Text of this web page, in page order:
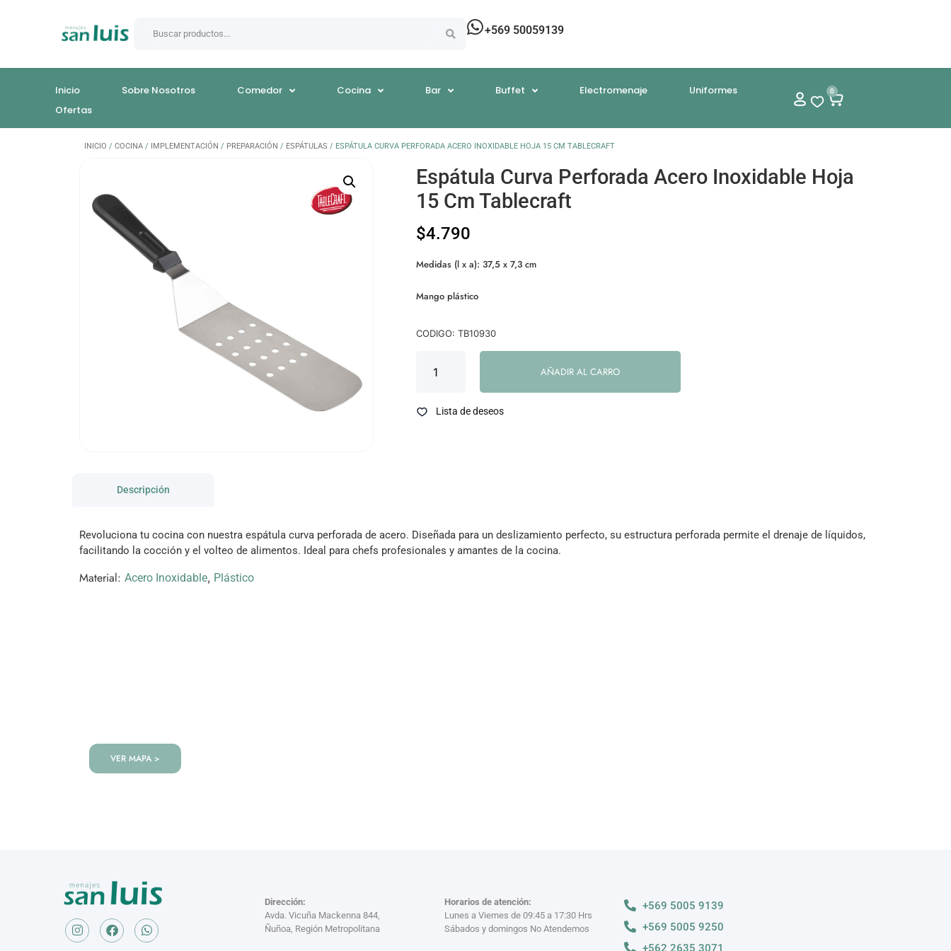
+569 50059139
Inicio Sobre Nosotros Comedor Cocina Bar Buffet Electromenaje
Uniformes
Ofertas
0
INICIO / COCINA / IMPLEMENTACIÓN / PREPARACIÓN / ESPÁTULAS / ESPÁTULA CURVA PERFORADA ACERO INOXIDABLE HOJA 15 CM TABLECRAFT
Espátula Curva Perforada Acero Inoxidable Hoja
15 Cm Tablecraft
$4.790
Medidas (l x a): 37,5 x 7,3 cm
Mango plástico
CODIGO: TB10930
AÑADIR AL CARRO
Lista de deseos
Descripción
Revoluciona tu cocina con nuestra espátula curva perforada de acero. Diseñada para un deslizamiento perfecto, su estructura perforada permite el drenaje de líquidos,
facilitando la cocción y el volteo de alimentos. Ideal para chefs profesionales y amantes de la cocina.
Material: Acero Inoxidable, Plástico
VER MAPA >
Dirección:
Avda. Vicuña Mackenna 844,
Ñuñoa, Región Metropolitana
Horarios de atención:
Lunes a Viernes de 09:45 a 17:30 Hrs
Sábados y domingos No Atendemos
+569 5005 9139
+569 5005 9250
+562 2635 3071